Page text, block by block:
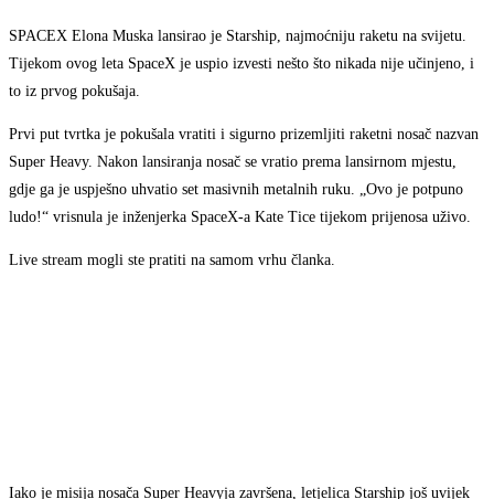
SPACEX Elona Muska lansirao je Starship, najmoćniju raketu na svijetu.
Tijekom ovog leta SpaceX je uspio izvesti nešto što nikada nije učinjeno, i
to iz prvog pokušaja.
Prvi put tvrtka je pokušala vratiti i sigurno prizemljiti raketni nosač nazvan
Super Heavy. Nakon lansiranja nosač se vratio prema lansirnom mjestu,
gdje ga je uspješno uhvatio set masivnih metalnih ruku. „Ovo je potpuno
ludo!“ vrisnula je inženjerka SpaceX-a Kate Tice tijekom prijenosa uživo.
Live stream mogli ste pratiti na samom vrhu članka.
Iako je misija nosača Super Heavyja završena, letjelica Starship još uvijek